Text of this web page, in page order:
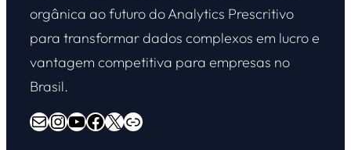
orgânica ao futuro do Analytics Prescritivo
para transformar dados complexos em lucro e
vantagem competitiva para empresas no
Brasil.
E-mail InstagramYoutube Facebook X Overdrive Marketing